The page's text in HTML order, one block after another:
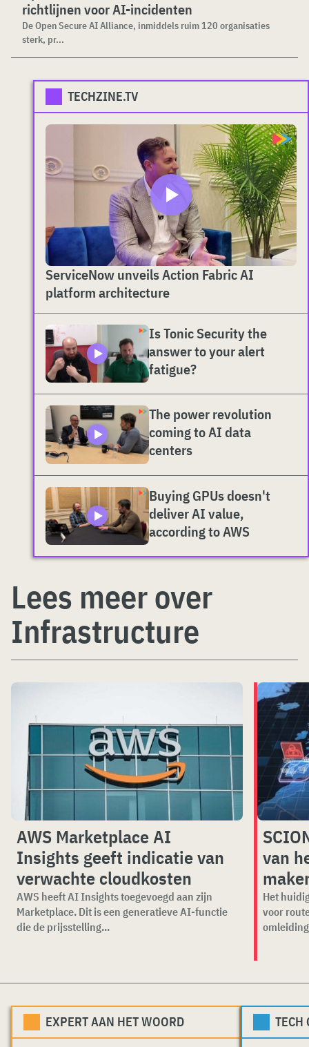
richtlijnen voor AI-incidenten
De Open Secure AI Alliance, inmiddels ruim 120 organisaties
sterk, pr...
TECHZINE.TV
ServiceNow unveils Action Fabric AI
platform architecture
Is Tonic Security the
answer to your alert
fatigue?
The power revolution
coming to AI data
centers
Buying GPUs doesn't
deliver AI value,
according to AWS
Lees meer over
Infrastructure
AWS Marketplace AI
Insights geeft indicatie van
verwachte cloudkosten
AWS heeft AI Insights toegevoegd aan zijn
Marketplace. Dit is een generatieve AI-functie
die de prijsstelling...
van
Het
voor
EXPERT AAN HET WOORD TECH